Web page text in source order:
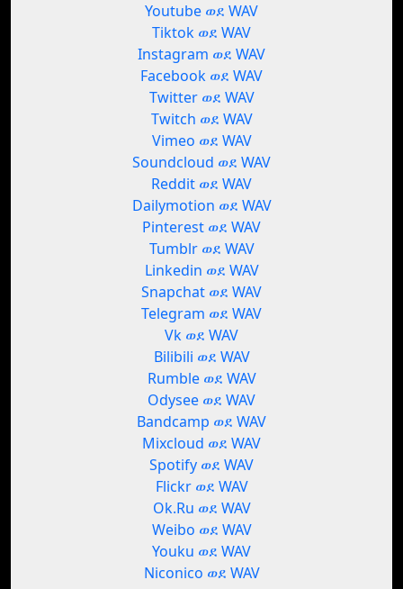
Youtube ወደ WAV
Tiktok ወደ WAV
Instagram ወደ WAV
Facebook ወደ WAV
Twitter ወደ WAV
Twitch ወደ WAV
Vimeo ወደ WAV
Soundcloud ወደ WAV
Reddit ወደ WAV
Dailymotion ወደ WAV
Pinterest ወደ WAV
Tumblr ወደ WAV
Linkedin ወደ WAV
Snapchat ወደ WAV
Telegram ወደ WAV
Vk ወደ WAV
Bilibili ወደ WAV
Rumble ወደ WAV
Odysee ወደ WAV
Bandcamp ወደ WAV
Mixcloud ወደ WAV
Spotify ወደ WAV
Flickr ወደ WAV
Ok.Ru ወደ WAV
Weibo ወደ WAV
Youku ወደ WAV
Niconico ወደ WAV